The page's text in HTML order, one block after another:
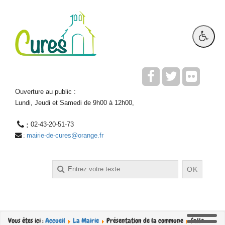
Ouverture au public :
Lundi, Jeudi et Samedi de 9h00 à 12h00,
: 02-43-20-51-73
: mairie-de-cures@orange.fr
OK
Vous êtes ici :Accueil La Mairie Présentation de la commune Salle